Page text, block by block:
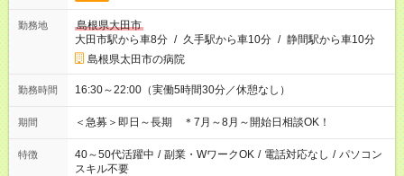
勤務地
島根県大田市
大田市駅から車8分 / 久手駅から車10分 / 静間駅から車10分
島根県太田市の病院
勤務時間 16:30～22:00（実働5時間30分／休憩なし）
期間 ＜急募＞即日～長期 ＊7月～8月～開始日相談OK！
特徴 40～50代活躍中 / 副業・WワークOK / 電話対応なし / パソコン
スキル不要